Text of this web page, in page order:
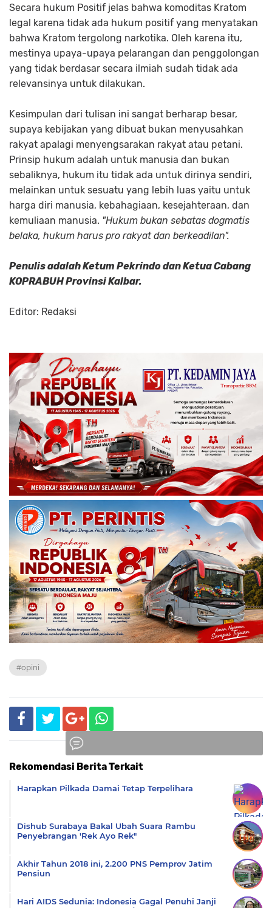
Secara hukum Positif jelas bahwa komoditas Kratom
legal karena tidak ada hukum positif yang menyatakan
bahwa Kratom tergolong narkotika. Oleh karena itu,
mestinya upaya-upaya pelarangan dan penggolongan
yang tidak berdasar secara ilmiah sudah tidak ada
relevansinya untuk dilakukan.
Kesimpulan dari tulisan ini sangat berharap besar,
supaya kebijakan yang dibuat bukan menyusahkan
rakyat apalagi menyengsarakan rakyat atau petani.
Prinsip hukum adalah untuk manusia dan bukan
sebaliknya, hukum itu tidak ada untuk dirinya sendiri,
melainkan untuk sesuatu yang lebih luas yaitu untuk
harga diri manusia, kebahagiaan, kesejahteraan, dan
kemuliaan manusia. "Hukum bukan sebatas dogmatis
belaka, hukum harus pro rakyat dan berkeadilan".
Penulis adalah Ketum Pekrindo dan Ketua Cabang
KOPRABUH Provinsi Kalbar.
Editor: Redaksi
#opini
Rekomendasi Berita Terkait
Harapkan Pilkada Damai Tetap Terpelihara
Dishub Surabaya Bakal Ubah Suara Rambu
Penyebrangan 'Rek Ayo Rek"
Akhir Tahun 2018 ini, 2.200 PNS Pemprov Jatim
Pensiun
Hari AIDS Sedunia: Indonesia Gagal Penuhi Janji